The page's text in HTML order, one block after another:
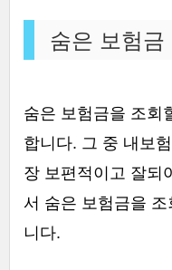
숨은 보험금
숨은 보험금을 조회
합니다. 그 중 내보
장 보편적이고 잘되
서 숨은 보험금을
니다.